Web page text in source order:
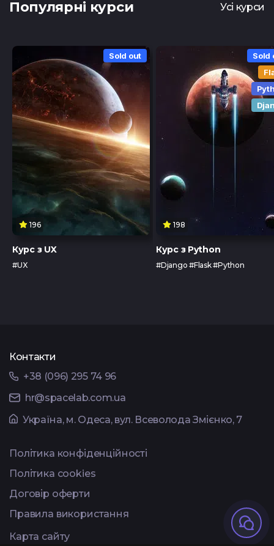
Популярні курси Усі курси
Sold out
196
Курс з UX
#UX
Sold
198
Курс з Python
#Django #Flask #Python
Контакти
+38 (096) 295 74 96
hr@spacelab.com.ua
Українa, м. Одеса, вул. Всеволода Змієнко, 7
Політика конфіденційності
Політика cookies
Договір оферти
Правила використання
Карта сайту